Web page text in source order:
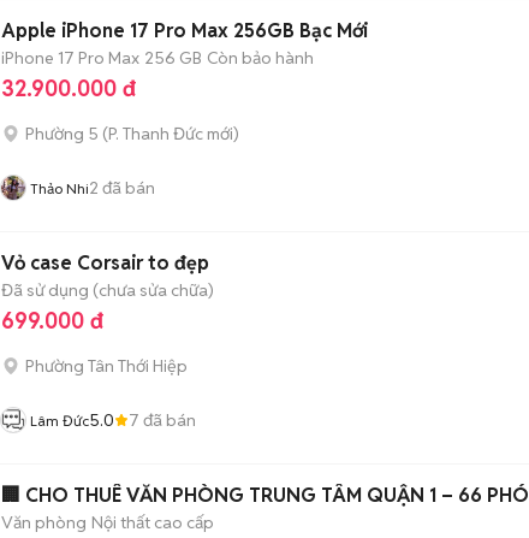
Apple iPhone 17 Pro Max 256GB Bạc Mới
iPhone 17 Pro Max 256 GB Còn bảo hành
32.900.000 đ
Phường 5 (P. Thanh Đức mới)
Thảo Nhi2 đã bán
Vỏ case Corsair to đẹp
Đã sử dụng (chưa sửa chữa)
699.000 đ
Phường Tân Thới Hiệp
Lâm Đức5.0 7 đã bán
Văn phòng Nội thất cao cấp